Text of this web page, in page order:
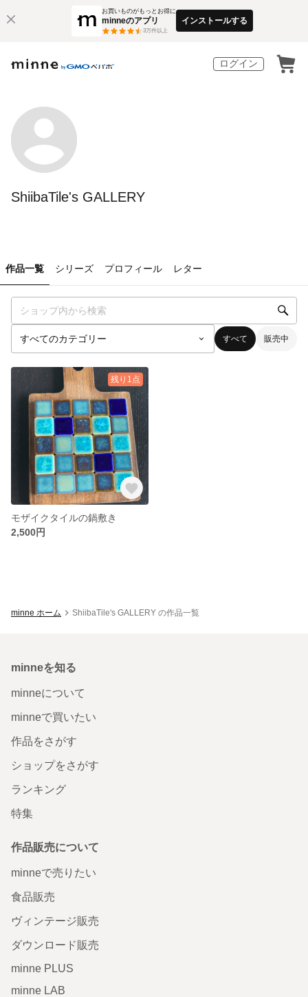
お買いものがもっとお得に
minneのアプリ
3万件以上
インストールする
ログイン
ShiibaTile's GALLERY
作品一覧 シリーズ プロフィール レター
すべて 販売中
残り1点
モザイクタイルの鍋敷き
2,500円
minne ホーム ShiibaTile's GALLERY の作品一覧
minneを知る
minneについて
minneで買いたい
作品をさがす
ショップをさがす
ランキング
特集
作品販売について
minneで売りたい
食品販売
ヴィンテージ販売
ダウンロード販売
minne PLUS
minne LAB